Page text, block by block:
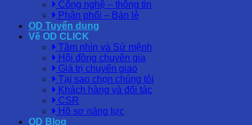
Công nghệ – thông tin
Phân phối – Bán lẻ
OD Tuyển dụng
Về OD CLICK
Tầm nhìn và Sứ mệnh
Hội đồng chuyên gia
Giá trị chuyển giao
Tại sao chọn chúng tôi
Khách hàng và đối tác
CSR
Hồ sơ năng lực
OD Blog